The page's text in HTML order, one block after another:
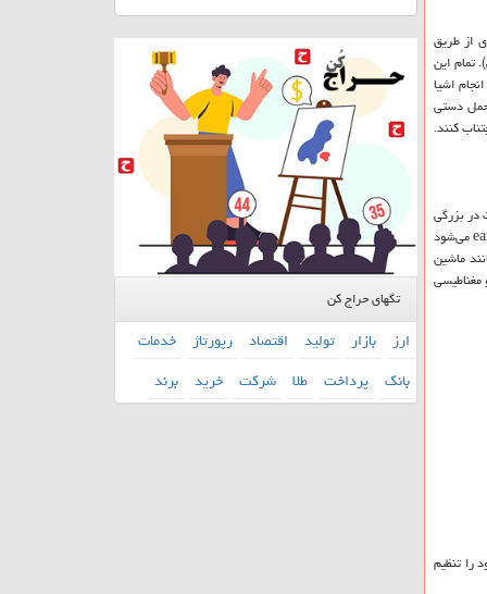
از طریق
تمام این
اشیا
حمل دستی
کنند.
در بزرگی
می‌شود
ماشین
را تنظیم
تگهای حراج کن
ارز بازار تولید اقتصاد رپورتاژ خدمات
بانك پرداخت طلا شركت خرید برند